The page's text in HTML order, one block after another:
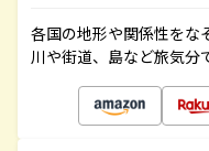
各国の地形や関係性をな
川や街道、島など旅気分